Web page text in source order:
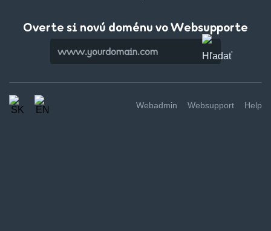
Overte si novú doménu vo Websupporte
Webadmin Websupport Help